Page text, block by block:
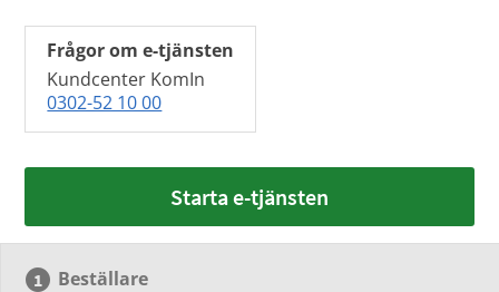
Frågor om e-tjänsten
Kundcenter KomIn
0302-52 10 00
Starta e-tjänsten
Beställare